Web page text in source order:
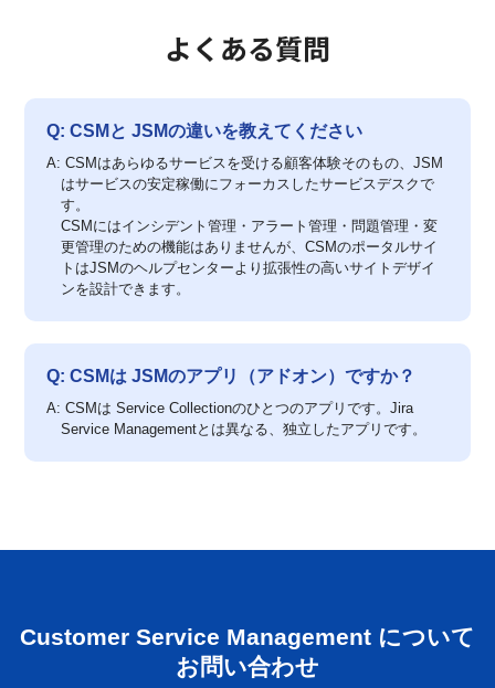
よくある質問
Q: CSMと JSMの違いを教えてください
A: CSMはあらゆるサービスを受ける顧客体験そのもの、JSM
はサービスの安定稼働にフォーカスしたサービスデスクで
す。
CSMにはインシデント管理・アラート管理・問題管理・変
更管理のための機能はありませんが、CSMのポータルサイ
トはJSMのヘルプセンターより拡張性の高いサイトデザイ
ンを設計できます。
Q: CSMは JSMのアプリ（アドオン）ですか？
A: CSMは Service Collectionのひとつのアプリです。Jira
Service Managementとは異なる、独立したアプリです。
Customer Service Management について
お問い合わせ